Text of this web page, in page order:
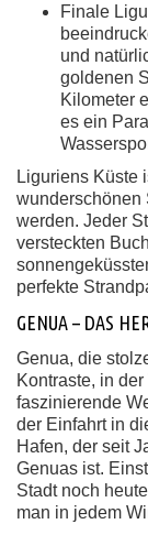
Finale
und
goldenen
Kilometer
es ein
Liguriens Küste
wunderschönen
werden. Jeder
versteckten
perfekte
GENUA – DAS
Genua, die
Kontraste, in
faszinierende
der Einfahrt in
Hafen, der seit
Genuas ist.
Stadt noch
man in jedem